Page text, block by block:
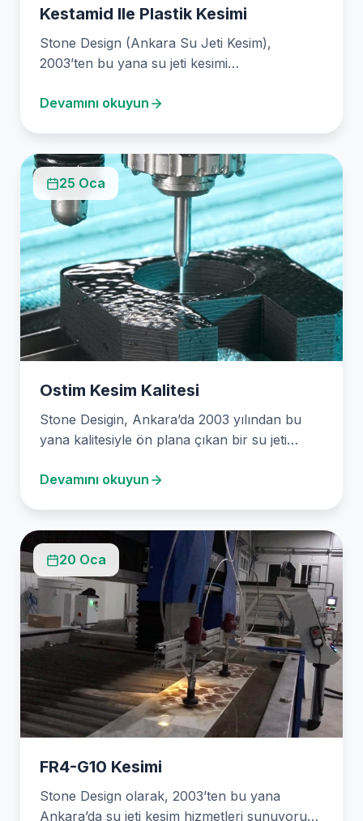
Kestamid Ile Plastik Kesimi
Stone Design (Ankara Su Jeti Kesim),
2003’ten bu yana su jeti kesimi
Devamını okuyun
25 Oca
Ostim Kesim Kalitesi
Stone Desigin, Ankara’da 2003 yılından bu
yana kalitesiyle ön plana çıkan bir su jeti
Devamını okuyun
20 Oca
FR4-G10 Kesimi
Stone Design olarak, 2003’ten bu yana
Ankara’da su jeti kesim hizmetleri sunuyoruz.